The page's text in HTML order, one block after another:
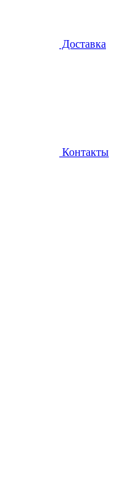
Доставка
Контакты